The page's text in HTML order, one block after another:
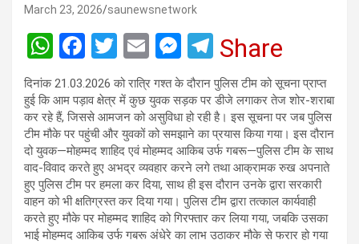
March 23, 2026 saunewsnetwork
W
h
at
s
A
p
p
F
a
ce
b
o
o
k
T
wi
tt
er
E
m
ail
M
es
se
n
g
er
T
el
e
gr
a
m
Share
दिनांक 21.03.2026 को रात्रि गश्त के दौरान पुलिस टीम को सूचना प्राप्त
हुई कि आम पड़ाव क्षेत्र में कुछ युवक सड़क पर डीजे लगाकर तेज शोर-शराबा
कर रहे हैं, जिससे आमजन को असुविधा हो रही है। इस सूचना पर जब पुलिस
टीम मौके पर पहुंची और युवकों को समझाने का प्रयास किया गया। इस दौरान
दो युवक—मोहम्मद शाहिद एवं मोहम्मद आकिब उर्फ गबरू—पुलिस टीम के साथ
वाद-विवाद करते हुए अभद्र व्यवहार करने लगे तथा आक्रामक रुख अपनाते
हुए पुलिस टीम पर हमला कर दिया, साथ ही इस दौरान उनके द्वारा सरकारी
वाहन को भी क्षतिग्रस्त कर दिया गया। पुलिस टीम द्वारा तत्काल कार्यवाही
करते हुए मौके पर मोहम्मद शाहिद को गिरफ्तार कर लिया गया, जबकि उसका
भाई मोहम्मद आकिब उर्फ गबरू अंधेरे का लाभ उठाकर मौके से फरार हो गया